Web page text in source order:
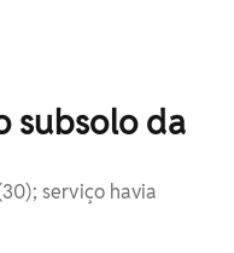
subsolo da
serviço havia